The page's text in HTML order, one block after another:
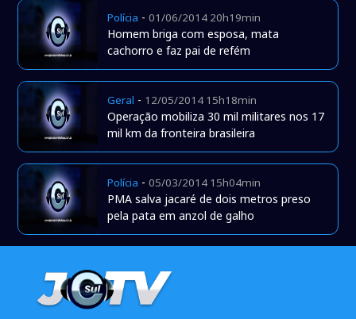
Polícia -01/06/2014 20h19min
Homem briga com esposa, mata
cachorro e faz pai de refém
Geral - 12/05/2014 15h18min
Operação mobiliza 30 mil militares nos 17
mil km da fronteira brasileira
Polícia -05/03/2014 15h04min
PMA salva jacaré de dois metros preso
pela pata em anzol de galho